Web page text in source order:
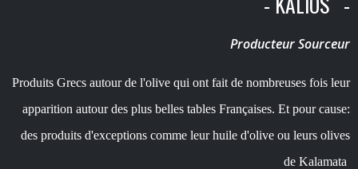
Producteur Sourceur
Produits Grecs autour de l'olive qui ont fait de nombreuses fois leur
apparition autour des plus belles tables Françaises. Et pour cause:
des produits d'exceptions comme leur huile d'olive ou leurs olives
de Kalamata